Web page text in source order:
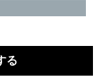
る